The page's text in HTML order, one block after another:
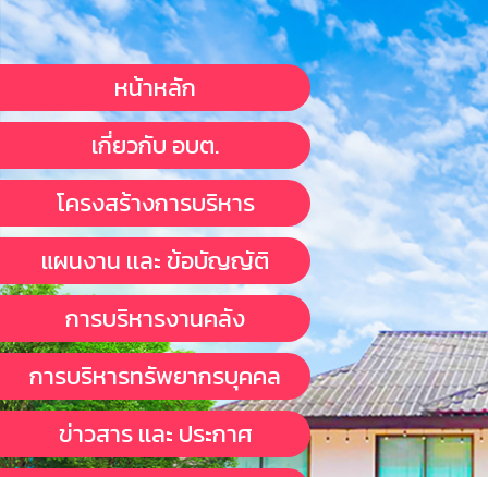
หน้าหลัก
เกี่ยวกับ อบต.
โครงสร้างการบริหาร
แผนงาน เเละ ข้อบัญญัติ
การบริหารงานคลัง
การบริหารทรัพยากรบุคคล
ข่าวสาร เเละ ประกาศ